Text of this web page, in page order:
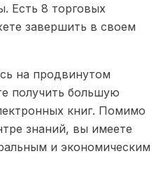
Есть 8 торговых
завершить в своем
на продвинутом
получить большую
книг. Помимо
знаний, вы имеете
и экономическим